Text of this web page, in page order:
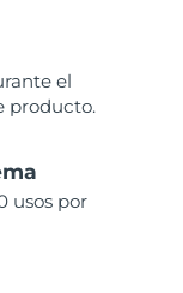
el
producto.
usos por